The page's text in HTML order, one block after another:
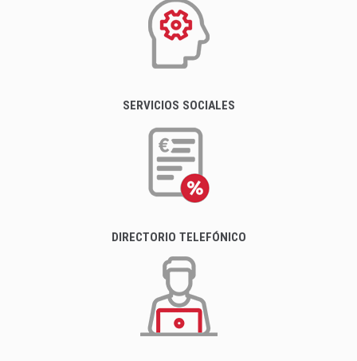
SERVICIOS SOCIALES
DIRECTORIO TELEFÓNICO